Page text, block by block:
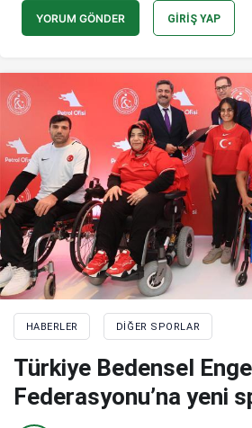
YORUM GÖNDER GIRIŞ YAP
HABERLER DIĞER SPORLAR
Türkiye Bedensel
Federasyonu’na yeni